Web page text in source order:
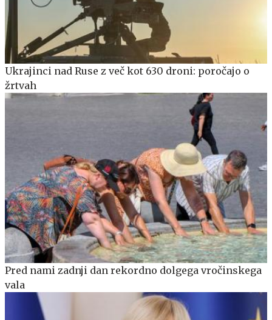
Ukrajinci nad Ruse z več kot 630 droni: poročajo o
žrtvah
Pred nami zadnji dan rekordno dolgega vročinskega
vala